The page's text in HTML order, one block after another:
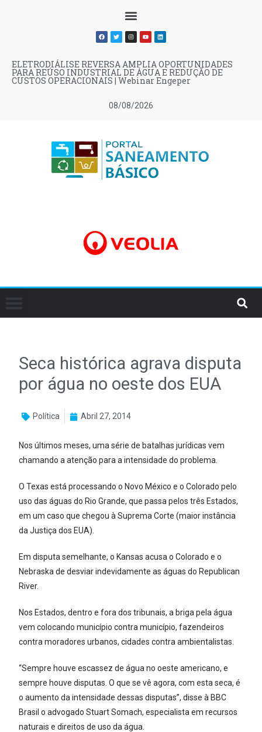
08/08/2026
ELETRODIÁLISE REVERSA AMPLIA OPORTUNIDADES
PARA REÚSO INDUSTRIAL DE ÁGUA E REDUÇÃO DE
CUSTOS OPERACIONAIS | Webinar Engeper
Seca histórica agrava disputa
por água no oeste dos EUA
Política Abril 27, 2014
Nos últimos meses, uma série de batalhas jurídicas vem
chamando a atenção para a intensidade do problema.
O Texas está processando o Novo México e o Colorado pelo
uso das águas do Rio Grande, que passa pelos três Estados,
em um caso que chegou à Suprema Corte (maior instância
da Justiça dos EUA).
Em disputa semelhante, o Kansas acusa o Colorado e o
Nebraska de desviar indevidamente as águas do Republican
River.
Nos Estados, dentro e fora dos tribunais, a briga pela água
vem colocando município contra município, fazendeiros
contra moradores urbanos, cidades contra ambientalistas.
“Sempre houve escassez de água no oeste americano, e
sempre houve disputas. O que se vê agora, com esta seca, é
o aumento da intensidade dessas disputas”, disse à BBC
Brasil o advogado Stuart Somach, especialista em recursos
naturais e direitos de uso da água.